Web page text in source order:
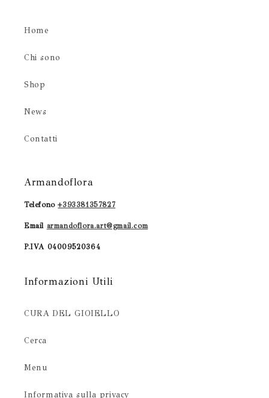
Home
Chi sono
Shop
News
Contatti
Armandoflora
Telefono+393381357827
Email armandoflora.art@gmail.com
P.IVA 04009520364
Informazioni Utili
CURA DEL GIOIELLO
Cerca
Menu
Informativa sulla privacy